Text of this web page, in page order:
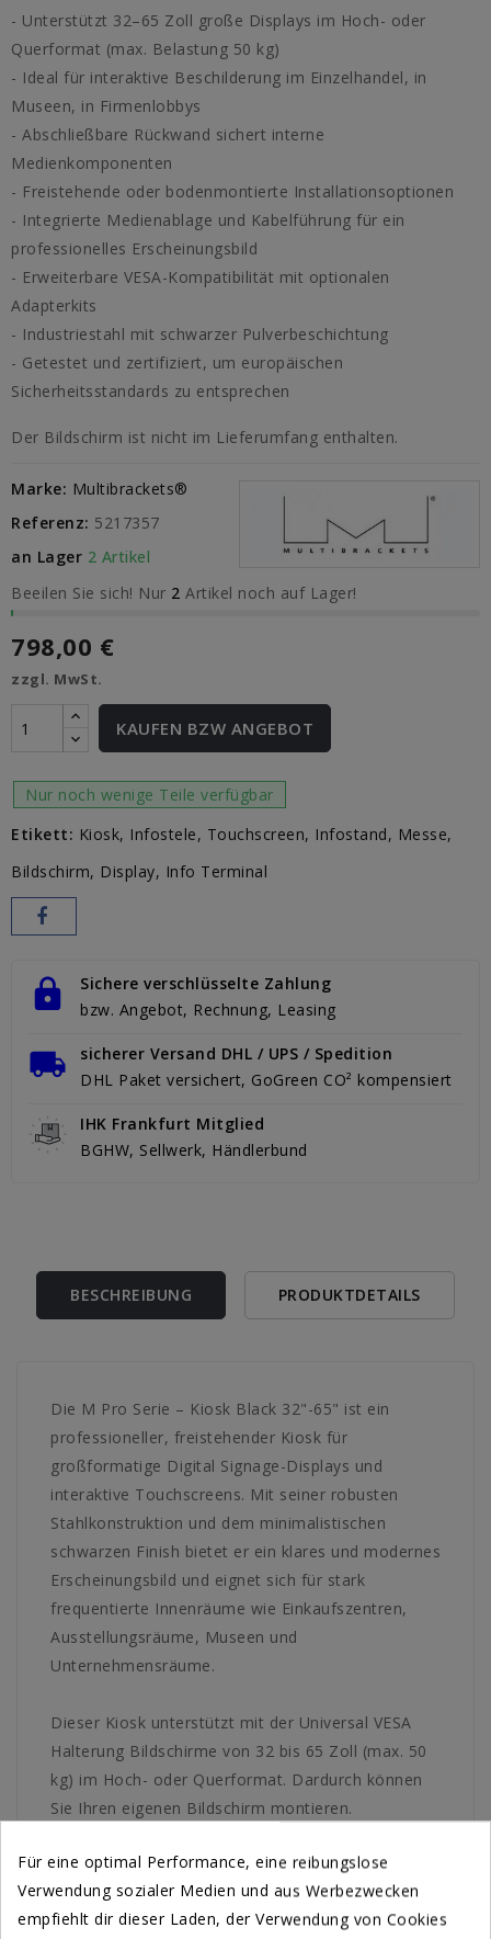
- Unterstützt 32–65 Zoll große Displays im Hoch- oder
Querformat (max. Belastung 50 kg)
- Ideal für interaktive Beschilderung im Einzelhandel, in
Museen, in Firmenlobbys
- Abschließbare Rückwand sichert interne
Medienkomponenten
- Freistehende oder bodenmontierte Installationsoptionen
- Integrierte Medienablage und Kabelführung für ein
professionelles Erscheinungsbild
- Erweiterbare VESA-Kompatibilität mit optionalen
Adapterkits
- Industriestahl mit schwarzer Pulverbeschichtung
- Getestet und zertifiziert, um europäischen
Sicherheitsstandards zu entsprechen
Der Bildschirm ist nicht im Lieferumfang enthalten.
Marke: Multibrackets®
Referenz: 5217357
an Lager 2 Artikel
Beeilen Sie sich! Nur 2 Artikel noch auf Lager!
798,00 €
zzgl. MwSt.
KAUFEN BZW ANGEBOT
Nur noch wenige Teile verfügbar
Etikett: Kiosk Infostele Touchscreen Infostand
Messe
Bildschirm
Display Info Terminal
Sichere verschlüsselte Zahlung
bzw. Angebot, Rechnung, Leasing
sicherer Versand DHL / UPS / Spedition
DHL Paket versichert, GoGreen CO² kompensiert
IHK Frankfurt Mitglied
BGHW, Sellwerk, Händlerbund
BESCHREIBUNG PRODUKTDETAILS
Die M Pro Serie – Kiosk Black 32"-65" ist ein
professioneller, freistehender Kiosk für
großformatige Digital Signage-Displays und
interaktive Touchscreens. Mit seiner robusten
Stahlkonstruktion und dem minimalistischen
schwarzen Finish bietet er ein klares und modernes
Erscheinungsbild und eignet sich für stark
frequentierte Innenräume wie Einkaufszentren,
Ausstellungsräume, Museen und
Unternehmensräume.
Dieser Kiosk unterstützt mit der Universal VESA
Halterung Bildschirme von 32 bis 65 Zoll (max. 50
kg) im Hoch- oder Querformat. Dardurch können
Sie Ihren eigenen Bildschirm montieren.
kundenorientierte Touch-Interaktionen konzipiert
und eignet sich daher ideal für Wegweiser,
Werbeaktionen, Self-Service-Check-ins oder
Für eine optimal Performance, eine reibungslose
Verwendung sozialer Medien und aus Werbezwecken
empfiehlt dir dieser Laden, der Verwendung von Cookies